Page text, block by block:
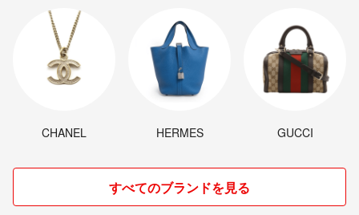
CHANEL HERMES GUCCI
すべてのブランドを見る